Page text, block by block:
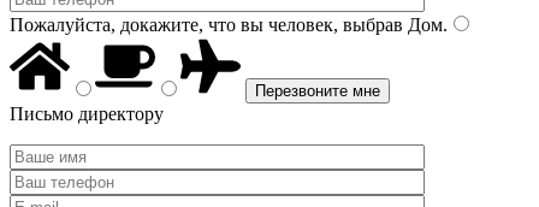
Пожалуйста, докажите, что вы человек, выбрав Дом.
Письмо директору